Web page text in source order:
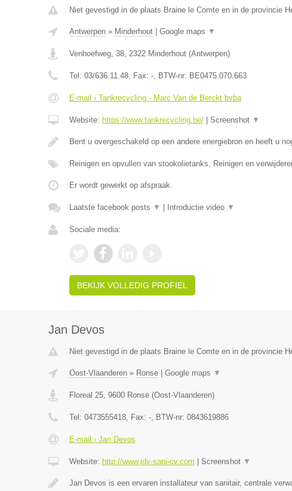
Niet gevestigd in de plaats Braine le Comte en in de provincie
Antwerpen» Minderhout| Google maps ▼
Venhoefweg, 38, 2322 Minderhout(Antwerpen)
Tel: 03/636.11.48, Fax: -, BTW-nr: BE0475.070.663
E-mail › Tankrecycling - Marc Van de Berckt bvba
Website: https://www.tankrecycling.be/| Screenshot ▼
Bent u overgeschakeld op een andere energiebron en heeft u
Reinigen en opvullen van stookolietanks, Reinigen en
Er wordt gewerkt op afspraak.
Laatste facebook posts ▼ Introductie video ▼
Sociale media:
BEKIJK VOLLEDIG PROFIEL
Jan Devos
Niet gevestigd in de plaats Braine le Comte en in de provincie
Oost-Vlaanderen» Ronse| Google maps ▼
Floreal 25, 9600 Ronse(Oost-Vlaanderen)
Tel: 0473555418, Fax: -, BTW-nr: 0843619886
E-mail › Jan Devos
Website: http://www.jdv-sani-cv.com Screenshot ▼
Jan Devos is een ervaren installateur van sanitair, centrale